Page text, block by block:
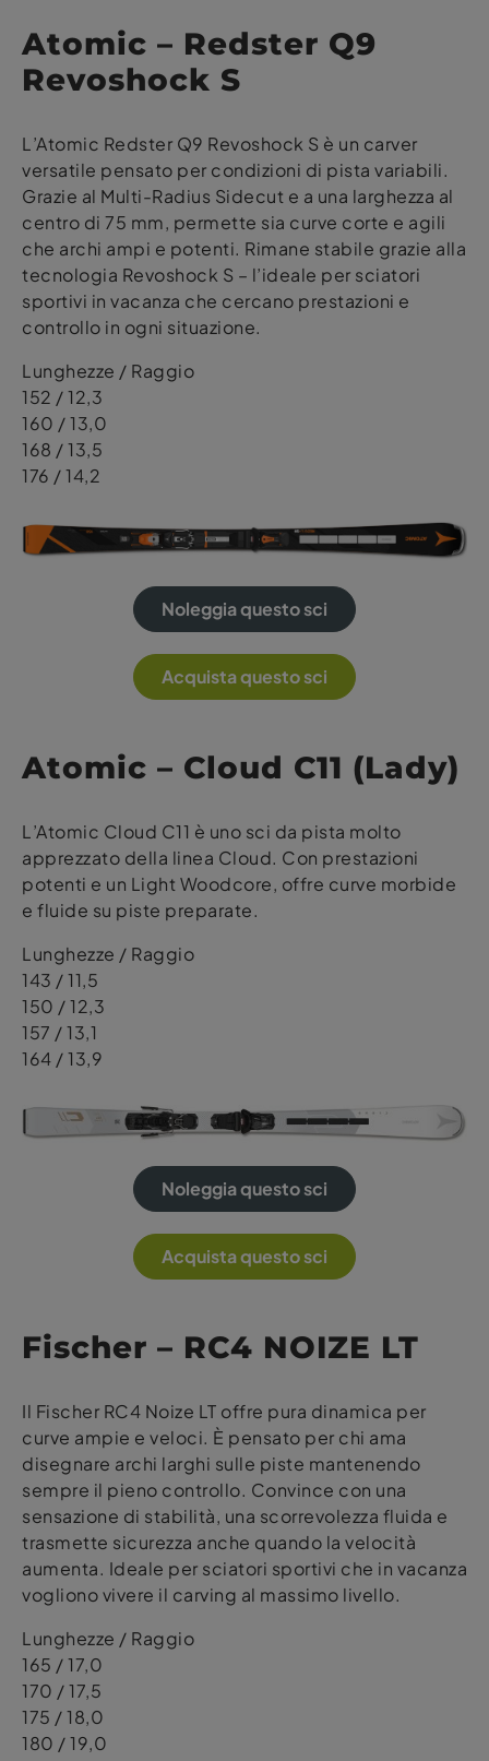
Atomic – Redster Q9
Revoshock S
L’Atomic Redster Q9 Revoshock S è un carver
versatile pensato per condizioni di pista variabili.
Grazie al Multi-Radius Sidecut e a una larghezza al
centro di 75 mm, permette sia curve corte e agili
che archi ampi e potenti. Rimane stabile grazie alla
tecnologia Revoshock S – l’ideale per sciatori
sportivi in vacanza che cercano prestazioni e
controllo in ogni situazione.
Lunghezze / Raggio
152 / 12,3
160 / 13,0
168 / 13,5
176 / 14,2
Noleggia questo sci
Acquista questo sci
Atomic – Cloud C11 (Lady)
L’Atomic Cloud C11 è uno sci da pista molto
apprezzato della linea Cloud. Con prestazioni
potenti e un Light Woodcore, offre curve morbide
e fluide su piste preparate.
Lunghezze / Raggio
143 / 11,5
150 / 12,3
157 / 13,1
164 / 13,9
Noleggia questo sci
Acquista questo sci
Fischer – RC4 NOIZE LT
Il Fischer RC4 Noize LT offre pura dinamica per
curve ampie e veloci. È pensato per chi ama
disegnare archi larghi sulle piste mantenendo
sempre il pieno controllo. Convince con una
sensazione di stabilità, una scorrevolezza fluida e
trasmette sicurezza anche quando la velocità
aumenta. Ideale per sciatori sportivi che in vacanza
vogliono vivere il carving al massimo livello.
Lunghezze / Raggio
165 / 17,0
170 / 17,5
175 / 18,0
180 / 19,0